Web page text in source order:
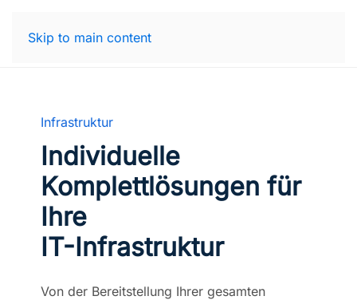
Skip to main content
Infrastruktur
Individuelle
Komplettlösungen für
Ihre
IT-Infrastruktur
Von der Bereitstellung Ihrer gesamten